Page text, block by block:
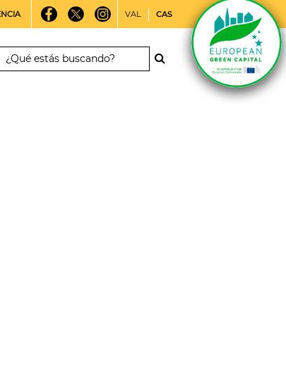
VAL CAS